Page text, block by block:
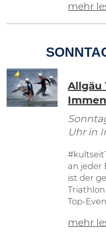
mehr
Allgäu
Uhr in
an jeder
ist der
Top-
mehr